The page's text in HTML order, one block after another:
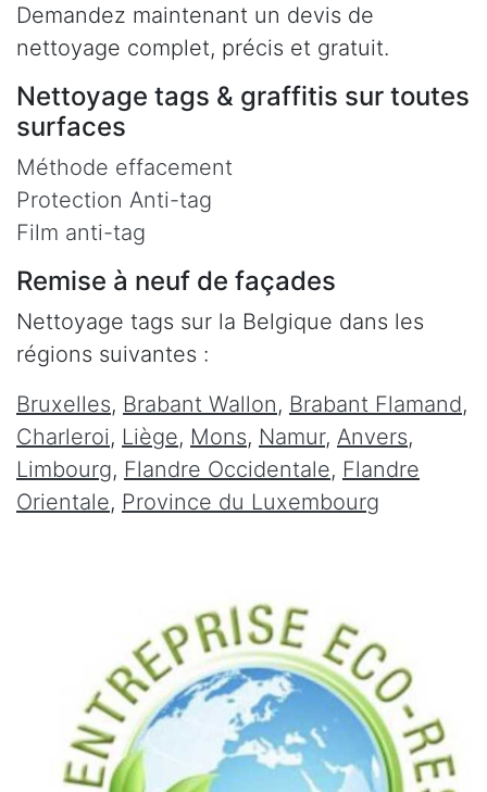
Demandez maintenant un devis de
nettoyage complet, précis et gratuit.
Nettoyage tags & graffitis sur toutes
surfaces
Méthode effacement
Protection Anti-tag
Film anti-tag
Remise à neuf de façades
Nettoyage tags sur la Belgique dans les
régions suivantes :
Bruxelles, Brabant Wallon, Brabant Flamand,
Charleroi, Liège, Mons, Namur, Anvers,
Limbourg, Flandre Occidentale, Flandre
Orientale, Province du Luxembourg